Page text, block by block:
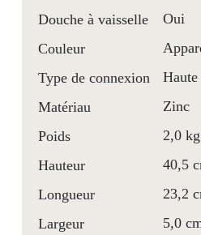
Douche à vaisselle
Oui
Couleur
Type de connexion
Haute
Matériau
Zinc
Poids
2,0 kg
Hauteur
40,5
Longueur
23,2
Largeur
5,0